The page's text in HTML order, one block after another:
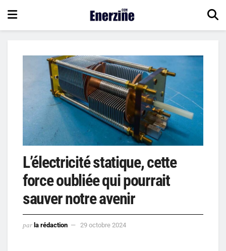
L’électricité statique, cette
force oubliée qui pourrait
sauver notre avenir
par la rédaction 29 octobre 2024